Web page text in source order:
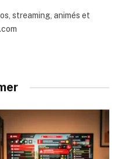
streaming, animés et